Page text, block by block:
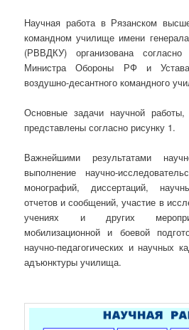
Научная работа в Рязанском
командном училище имени
(РВВДКУ) организована согласно
Министра Обороны РФ и Устава
воздушно-десантного командного
Основные задачи научной
представлены согласно рисунку 1.
Важнейшими результатами
выполнение научно-
монографий, диссертаций,
отчетов и сообщений, участие в
учениях и других
мобилизационной и боевой
научно-педагогических и научных
адъюнктуры училища.